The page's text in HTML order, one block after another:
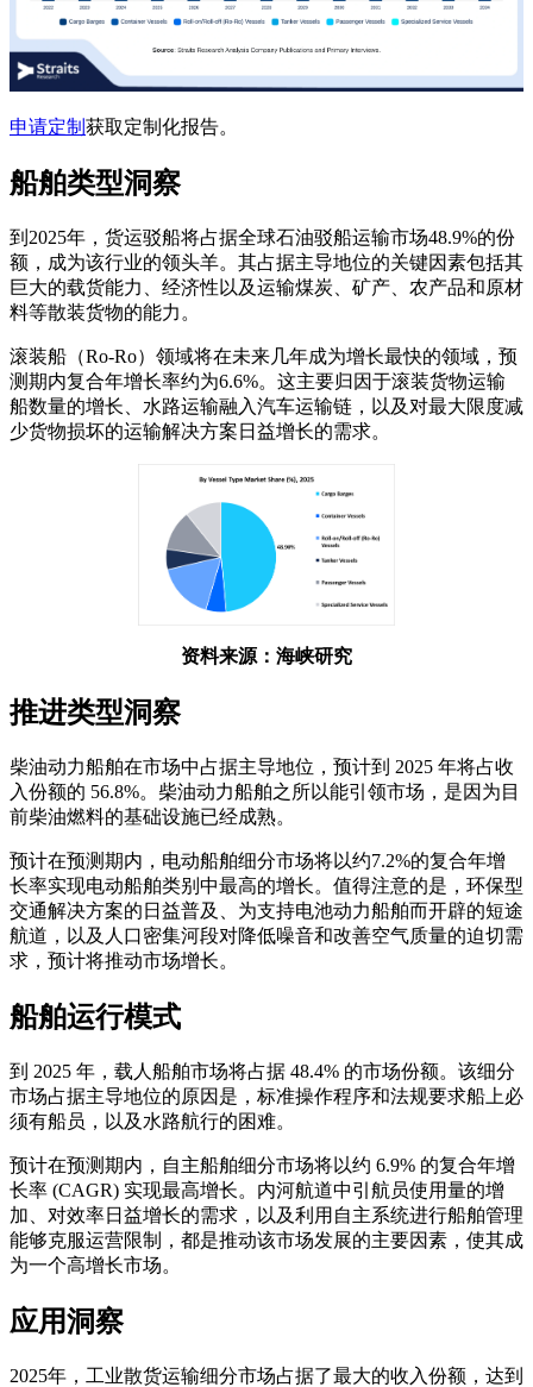
申请定制 获取定制化报告。
船舶类型洞察
到2025年，货运驳船将占据全球石油驳船运输市场48.9%的份
额，成为该行业的领头羊。其占据主导地位的关键因素包括其
巨大的载货能力、经济性以及运输煤炭、矿产、农产品和原材
料等散装货物的能力。
滚装船（Ro-Ro）领域将在未来几年成为增长最快的领域，预
测期内复合年增长率约为6.6%。这主要归因于滚装货物运输
船数量的增长、水路运输融入汽车运输链，以及对最大限度减
少货物损坏的运输解决方案日益增长的需求。
资料来源：海峡研究
推进类型洞察
柴油动力船舶在市场中占据主导地位，预计到 2025 年将占收
入份额的 56.8%。柴油动力船舶之所以能引领市场，是因为目
前柴油燃料的基础设施已经成熟。
预计在预测期内，电动船舶细分市场将以约7.2%的复合年增
长率实现电动船舶类别中最高的增长。值得注意的是，环保型
交通解决方案的日益普及、为支持电池动力船舶而开辟的短途
航道，以及人口密集河段对降低噪音和改善空气质量的迫切需
求，预计将推动市场增长。
船舶运行模式
到 2025 年，载人船舶市场将占据 48.4% 的市场份额。该细分
市场占据主导地位的原因是，标准操作程序和法规要求船上必
须有船员，以及水路航行的困难。
预计在预测期内，自主船舶细分市场将以约 6.9% 的复合年增
长率 (CAGR) 实现最高增长。内河航道中引航员使用量的增
加、对效率日益增长的需求，以及利用自主系统进行船舶管理
能够克服运营限制，都是推动该市场发展的主要因素，使其成
为一个高增长市场。
应用洞察
2025年，工业散货运输细分市场占据了最大的收入份额，达到